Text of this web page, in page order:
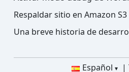
Respaldar sitio en Amazon S3
Una breve historia de
Español